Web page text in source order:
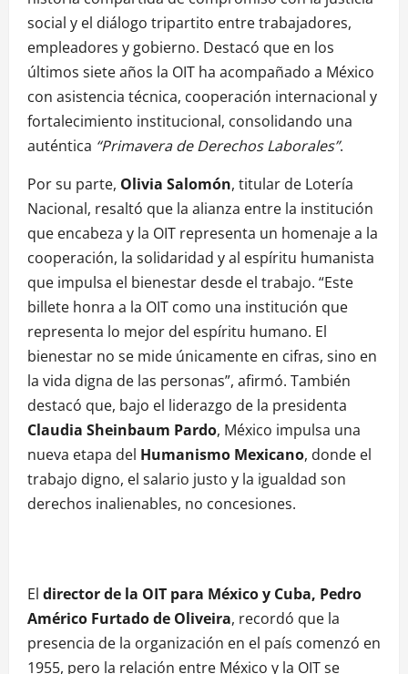
social y el diálogo tripartito entre trabajadores,
empleadores y gobierno. Destacó que en los
últimos siete años la OIT ha acompañado a México
con asistencia técnica, cooperación internacional y
fortalecimiento institucional, consolidando una
auténtica “Primavera de Derechos Laborales”.
Por su parte, Olivia Salomón, titular de Lotería
Nacional, resaltó que la alianza entre la institución
que encabeza y la OIT representa un homenaje a la
cooperación, la solidaridad y al espíritu humanista
que impulsa el bienestar desde el trabajo. “Este
billete honra a la OIT como una institución que
representa lo mejor del espíritu humano. El
bienestar no se mide únicamente en cifras, sino en
la vida digna de las personas”, afirmó. También
destacó que, bajo el liderazgo de la presidenta
Claudia Sheinbaum Pardo, México impulsa una
nueva etapa del Humanismo Mexicano, donde el
trabajo digno, el salario justo y la igualdad son
derechos inalienables, no concesiones.
El director de la OIT para México y Cuba, Pedro
Américo Furtado de Oliveira, recordó que la
presencia de la organización en el país comenzó en
1955, pero la relación entre México y la OIT se